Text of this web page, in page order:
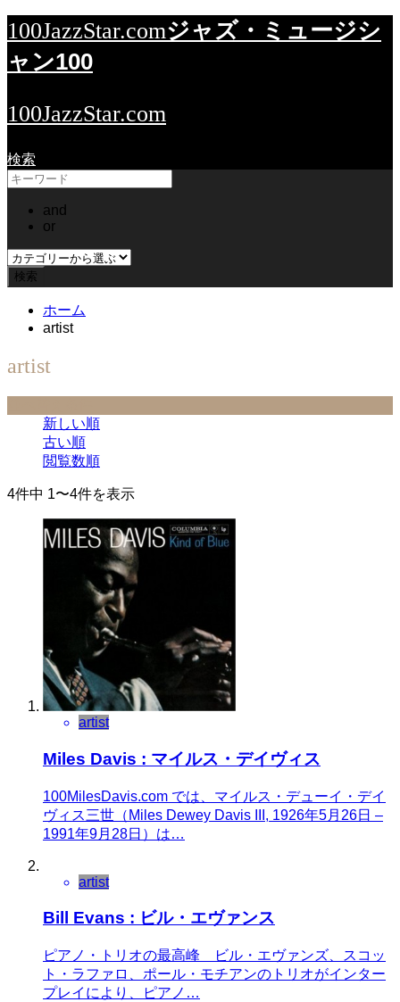
100JazzStar.comジャズ・ミュージシ
ャン100
100JazzStar.com
検索
and
or
ホーム
artist
artist
新しい順
古い順
閲覧数順
4件中 1〜4件を表示
artist
Miles Davis : マイルス・デイヴィス
100MilesDavis.com では、マイルス・デューイ・デイ
ヴィス三世（Miles Dewey Davis III, 1926年5月26日 –
1991年9月28日）は…
artist
Bill Evans : ビル・エヴァンス
ピアノ・トリオの最高峰 ビル・エヴァンズ、スコッ
ト・ラファロ、ポール・モチアンのトリオがインター
プレイにより、ピアノ…